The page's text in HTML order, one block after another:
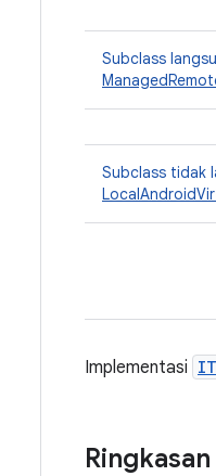
Subclass
Subclass tidak
Implementasi
Ringkasan